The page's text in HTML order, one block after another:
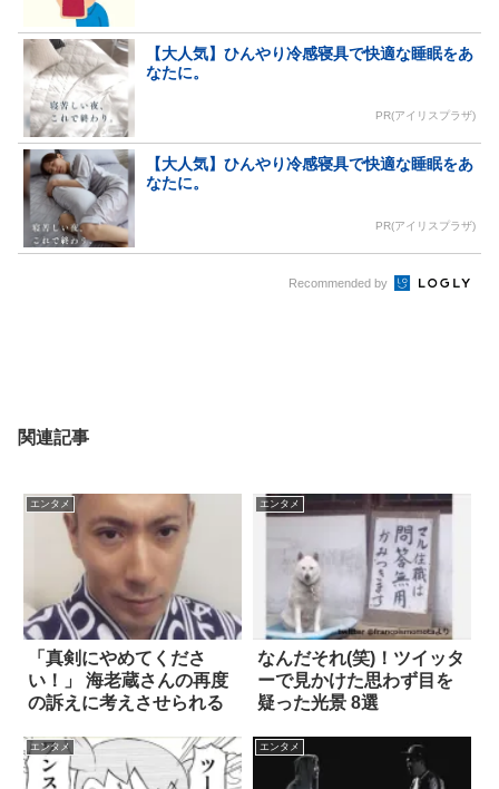
【大人気】ひんやり冷感寝具で快適な睡眠をあ
なたに。
PR(アイリスプラザ)
【大人気】ひんやり冷感寝具で快適な睡眠をあ
なたに。
PR(アイリスプラザ)
Recommended by
関連記事
エンタメ
「真剣にやめてくださ
い！」 海老蔵さんの再度
の訴えに考えさせられる
エンタメ
なんだそれ(笑)！ツイッタ
ーで見かけた思わず目を
疑った光景 8選
エンタメ エンタメ